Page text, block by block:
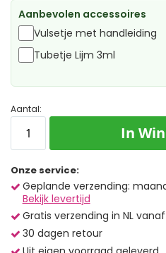
Aanbevolen accessoires
Vulsetje met handleiding
Tubetje Lijm 3ml
Aantal:
In
Onze service:
Geplande verzending:
Bekijk levertijd
Gratis verzending in NL
30 dagen retour